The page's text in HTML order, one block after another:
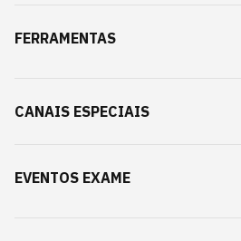
FERRAMENTAS
CANAIS ESPECIAIS
EVENTOS EXAME